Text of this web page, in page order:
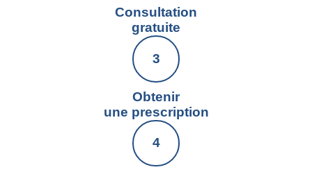
Consultation
gratuite
Obtenir
une prescription